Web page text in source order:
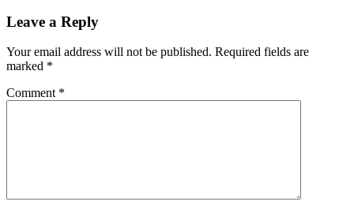
Leave a Reply
Your email address will not be published. Required fields are
marked *
Comment *